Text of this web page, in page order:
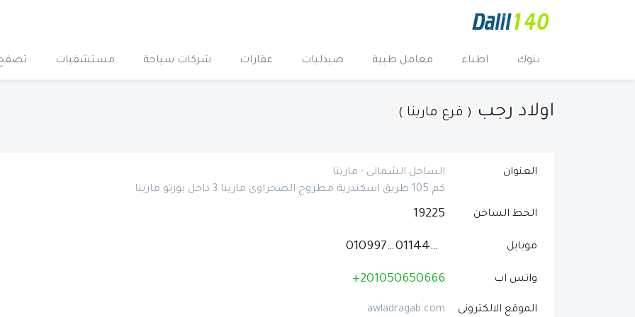
بنوك اطباء معامل طبية صيدليات عقارات شركات سياحة مستشفيات
اولاد رجب ( فرع مارينا )
العنوان
الساحل الشمالى - مارينا
كم 105 طريق اسكندرية مطروح الصحراوى مارينا 3 داخل بورتو مارينا
الخط الساخن 19225
موبايل 01144452990
01099775934
واتس اب +201050650666
الموقع الالكترونى awladragab.com